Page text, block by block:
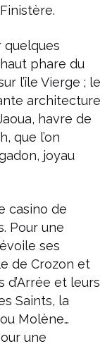
quelques
phare du
l’île Vierge ; le
architecture
havre de
que l’on
joyau
casino de
Pour une
ses
de Crozon et
et leurs
Saints, la
Molène…
une